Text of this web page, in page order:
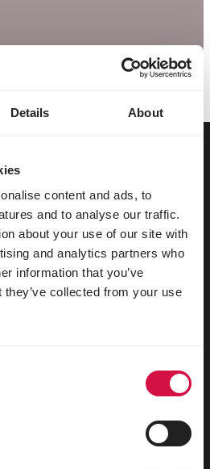
Details About
content and ads, to
and to analyse our traffic.
about your use of our site with
and analytics partners who
information that you’ve
collected from your use
Laufvögel